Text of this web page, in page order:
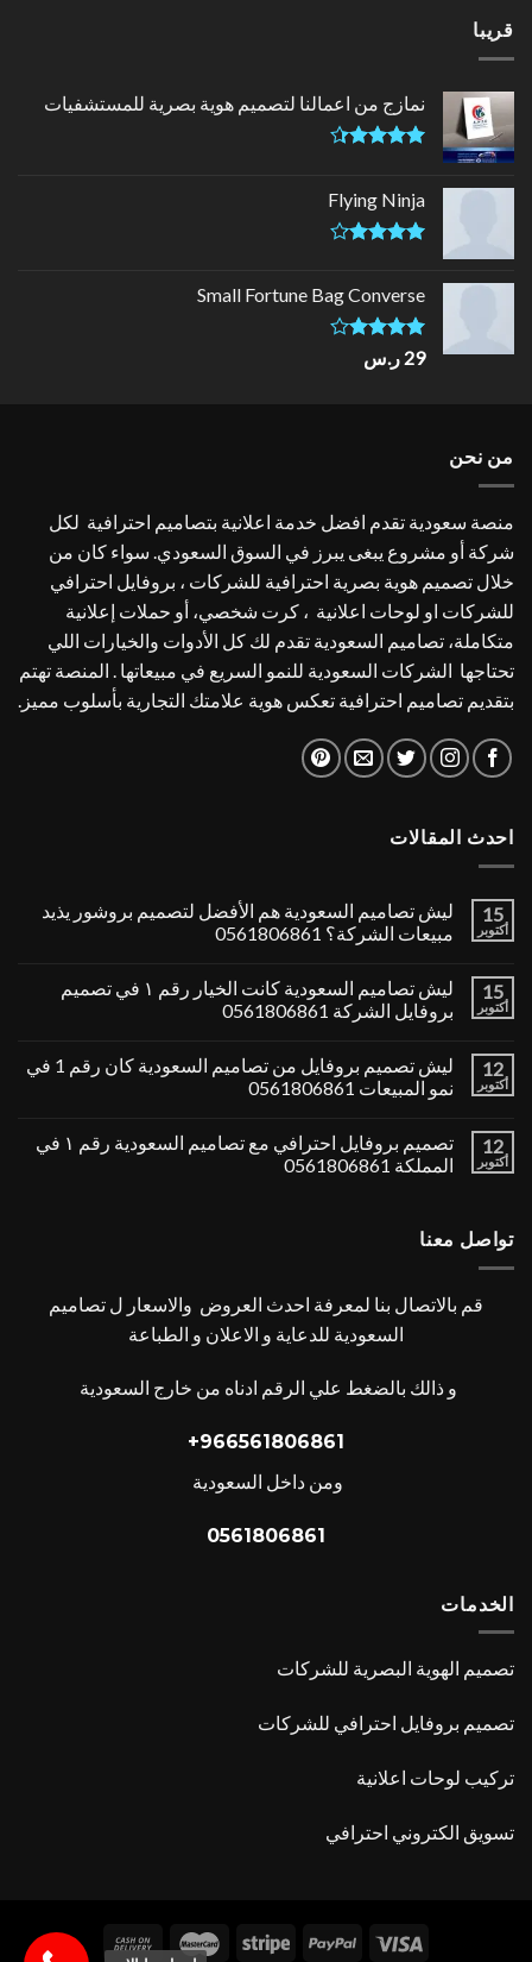
قريبا
نمازج من اعمالنا لتصميم هوية بصرية للمستشفيات
5
Flying Ninja
5
Small Fortune Bag Converse
تم
التقييم
29 ر.س
من نحن
منصة سعودية تقدم افضل خدمة اعلانية بتصاميم احترافية لكل
شركة أو مشروع يبغى يبرز في السوق السعودي. سواء كان من
خلال تصميم هوية بصرية احترافية للشركات ، بروفايل احترافي
للشركات او لوحات اعلانية ، كرت شخصي، أو حملات إعلانية
متكاملة، تصاميم السعودية تقدم لك كل الأدوات والخيارات اللي
تحتاجها الشركات السعودية للنمو السريع في مبيعاتها . المنصة تهتم
بتقديم تصاميم احترافية تعكس هوية علامتك التجارية بأسلوب مميز.
احدث المقالات
15
أكتوبر
ليش تصاميم السعودية هم الأفضل لتصميم بروشور يذيد
مبيعات الشركة؟ 0561806861
15
أكتوبر
ليش تصاميم السعودية كانت الخيار رقم ١ في تصميم
بروفايل الشركة 0561806861
12
أكتوبر
ليش تصميم بروفايل من تصاميم السعودية كان رقم 1 في
نمو المبيعات 0561806861
12
أكتوبر
تصميم بروفايل احترافي مع تصاميم السعودية رقم ١ في
المملكة 0561806861
تواصل معنا
قم بالاتصال بنا لمعرفة احدث العروض والاسعار ل تصاميم
السعودية للدعاية و الاعلان و الطباعة
و ذالك بالضغط علي الرقم ادناه من خارج السعودية
966561806861+
ومن داخل السعودية
0561806861
الخدمات
تصميم الهوية البصرية للشركات
تصميم بروفايل احترافي للشركات
تركيب لوحات اعلانية
تسويق الكتروني احترافي